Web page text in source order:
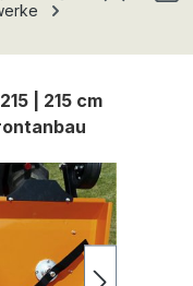
| 215 cm